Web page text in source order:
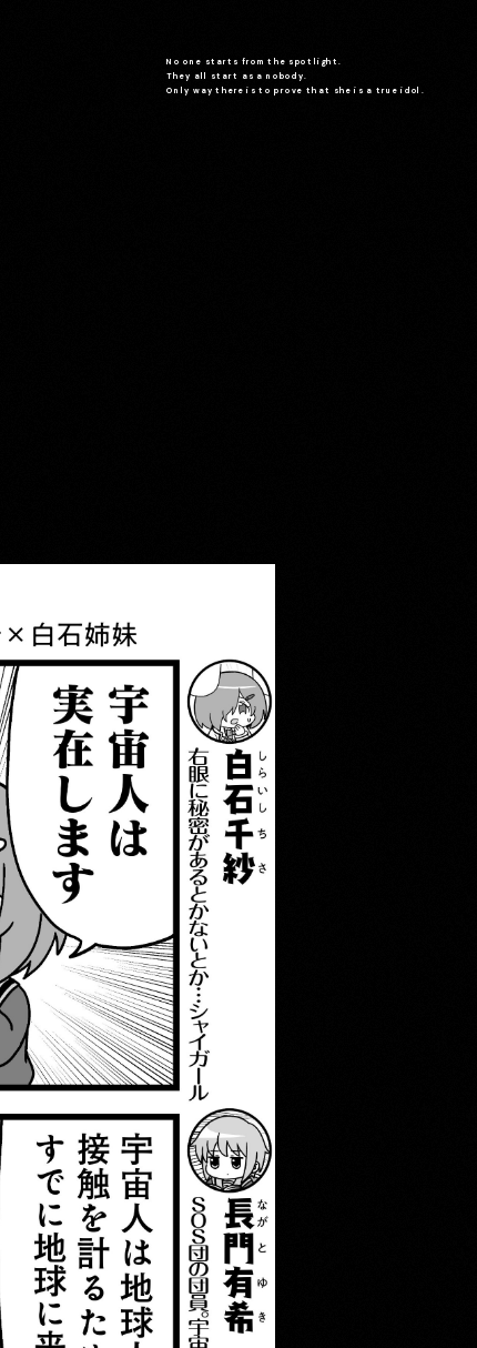
No one starts from the spotlight.
They all start as a nobody.
Only way there is to prove that she is a true idol.